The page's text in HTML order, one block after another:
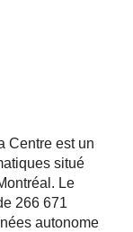
Centre est un
situé
Le
266 671
autonome